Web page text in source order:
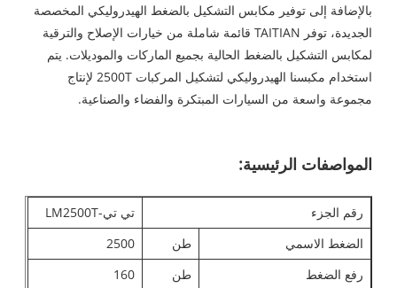
بالإضافة إلى توفير مكابس التشكيل بالضغط الهيدروليكي المخصصة
الجديدة، توفر TAITIAN قائمة شاملة من خيارات الإصلاح والترقية
لمكابس التشكيل بالضغط الحالية بجميع الماركات والموديلات. يتم
استخدام مكبسنا الهيدروليكي لتشكيل المركبات 2500T لإنتاج
مجموعة واسعة من السيارات المبتكرة والفضاء والصناعية.
المواصفات الرئيسية:
رقم الجزء
تي تي-LM2500T
الضغط الاسمي
طن
2500
رفع الضغط
طن 160